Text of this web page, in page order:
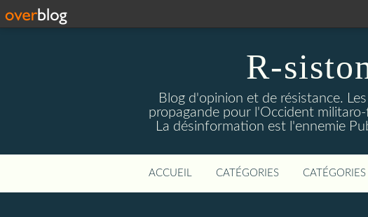
R-
Blog d'opinion et de résistance.
propagande pour l'Occident
La désinformation est l'ennemie
ACCUEIL CATÉGORIES